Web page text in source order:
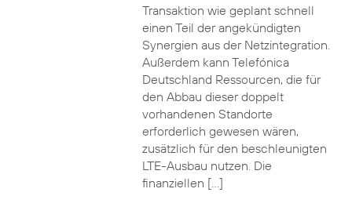
Transaktion wie geplant schnell
einen Teil der angekündigten
Synergien aus der Netzintegration.
Außerdem kann Telefónica
Deutschland Ressourcen, die für
den Abbau dieser doppelt
vorhandenen Standorte
erforderlich gewesen wären,
zusätzlich für den beschleunigten
LTE-Ausbau nutzen. Die
finanziellen […]